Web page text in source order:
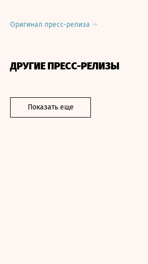
Оригинал пресс-релиза
ДРУГИЕ ПРЕСС-РЕЛИЗЫ
Показать еще